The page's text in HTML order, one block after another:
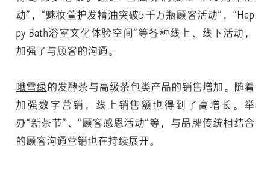
动”，“魅妆萱护发精油突破5千万瓶顾客活动”，“Hap
py Bath浴室文化体验空间”等各种线上、线下活动，
加强了与顾客的沟通。
哦雪绿的发酵茶与高级茶包类产品的销售增加。随着
加强数字营销，线上销售额也得到了高增长。举
办“新茶节”、“顾客感恩活动”等，与品牌传统相结合
的顾客沟通营销也在持续展开。